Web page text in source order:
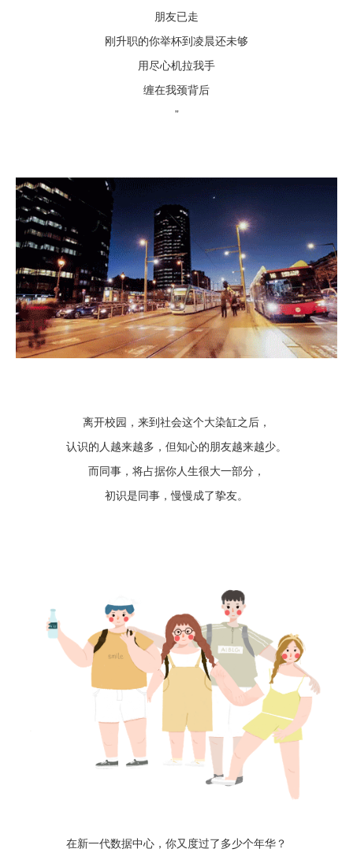
朋友已走
刚升职的你举杯到凌晨还未够
用尽心机拉我手
缠在我颈背后
”
离开校园，来到社会这个大染缸之后，
认识的人越来越多，但知心的朋友越来越少。
而同事，将占据你人生很大一部分，
初识是同事，慢慢成了挚友。
在新一代数据中心，你又度过了多少个年华？